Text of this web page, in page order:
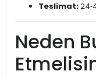
Teslimat:
Neden